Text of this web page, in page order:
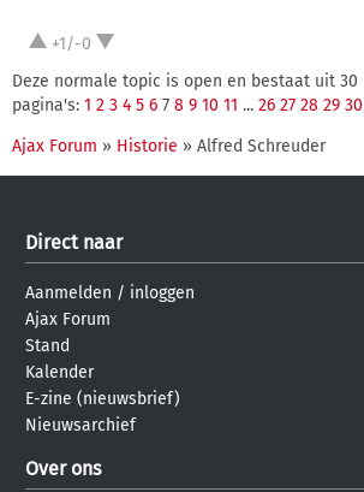
+1/-0
Deze normale topic is open en bestaat uit 30
pagina's: 1 2 3 4 5 6 7 8 9 10 11 ... 26 27 28 29 30
Ajax Forum » Historie » Alfred Schreuder
Direct naar
Aanmelden / inloggen
Ajax Forum
Stand
Kalender
E-zine (nieuwsbrief)
Nieuwsarchief
Over ons